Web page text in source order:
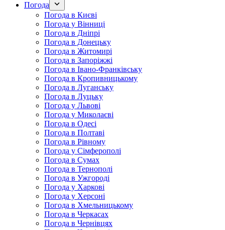
Погода
Погода в Києві
Погода у Вінниці
Погода в Дніпрі
Погода в Донецьку
Погода в Житомирі
Погода в Запоріжжі
Погода в Івано-Франківську
Погода в Кропивницькому
Погода в Луганську
Погода в Луцьку
Погода у Львові
Погода у Миколаєві
Погода в Одесі
Погода в Полтаві
Погода в Рівному
Погода у Сімферополі
Погода в Сумах
Погода в Тернополі
Погода в Ужгороді
Погода у Харкові
Погода у Херсоні
Погода в Хмельницькому
Погода в Черкасах
Погода в Чернівцях